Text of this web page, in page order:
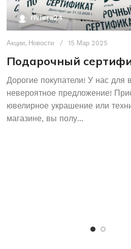
riviera24
Акции, Новости 15 Мар 2025
Подарочный
Дорогие покупатели! У нас для
невероятное предложение!
ювелирное украшение или
магазине, вы полу...